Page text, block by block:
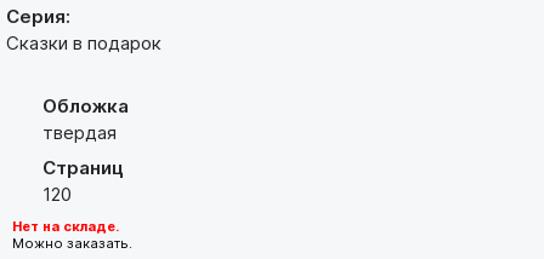
Серия:
Сказки в подарок
Обложка
твердая
Страниц
120
Нет на складе.
Можно заказать.